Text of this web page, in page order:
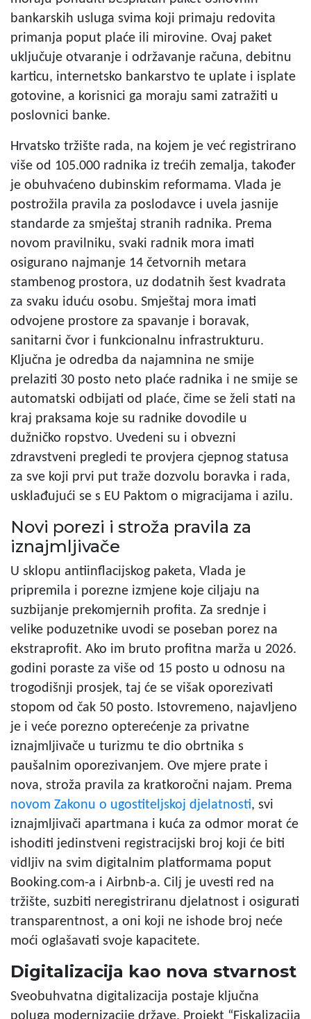
bankarskih usluga svima koji primaju redovita
primanja poput plaće ili mirovine. Ovaj paket
uključuje otvaranje i održavanje računa, debitnu
karticu, internetsko bankarstvo te uplate i isplate
gotovine, a korisnici ga moraju sami zatražiti u
poslovnici banke.
Hrvatsko tržište rada, na kojem je već registrirano
više od 105.000 radnika iz trećih zemalja, također
je obuhvaćeno dubinskim reformama. Vlada je
postrožila pravila za poslodavce i uvela jasnije
standarde za smještaj stranih radnika. Prema
novom pravilniku, svaki radnik mora imati
osigurano najmanje 14 četvornih metara
stambenog prostora, uz dodatnih šest kvadrata
za svaku iduću osobu. Smještaj mora imati
odvojene prostore za spavanje i boravak,
sanitarni čvor i funkcionalnu infrastrukturu.
Ključna je odredba da najamnina ne smije
prelaziti 30 posto neto plaće radnika i ne smije se
automatski odbijati od plaće, čime se želi stati na
kraj praksama koje su radnike dovodile u
dužničko ropstvo. Uvedeni su i obvezni
zdravstveni pregledi te provjera cjepnog statusa
za sve koji prvi put traže dozvolu boravka i rada,
usklađujući se s EU Paktom o migracijama i azilu.
Novi porezi i stroža pravila za
iznajmljivače
U sklopu antiinflacijskog paketa, Vlada je
pripremila i porezne izmjene koje ciljaju na
suzbijanje prekomjernih profita. Za srednje i
velike poduzetnike uvodi se poseban porez na
ekstraprofit. Ako im bruto profitna marža u 2026.
godini poraste za više od 15 posto u odnosu na
trogodišnji prosjek, taj će se višak oporezivati
stopom od čak 50 posto. Istovremeno, najavljeno
je i veće porezno opterećenje za privatne
iznajmljivače u turizmu te dio obrtnika s
paušalnim oporezivanjem. Ove mjere prate i
nova, stroža pravila za kratkoročni najam. Prema
novom Zakonu o ugostiteljskoj djelatnosti, svi
iznajmljivači apartmana i kuća za odmor morat će
ishoditi jedinstveni registracijski broj koji će biti
vidljiv na svim digitalnim platformama poput
Booking.com-a i Airbnb-a. Cilj je uvesti red na
tržište, suzbiti neregistriranu djelatnost i osigurati
transparentnost, a oni koji ne ishode broj neće
moći oglašavati svoje kapacitete.
Digitalizacija kao nova stvarnost
Sveobuhvatna digitalizacija postaje ključna
poluga modernizacije države. Projekt “Fiskalizacija